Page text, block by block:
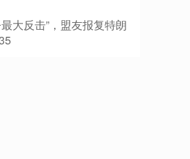
大反击”，盟友报复特朗